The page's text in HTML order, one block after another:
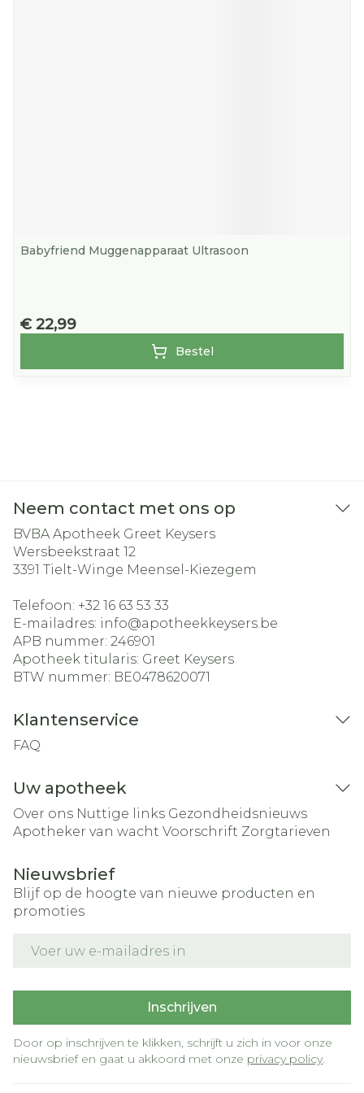
Babyfriend Muggenapparaat Ultrasoon
€ 22,99
Bestel
Neem contact met ons op
BVBA Apotheek Greet Keysers
Wersbeekstraat 12
3391 Tielt-Winge Meensel-Kiezegem
Telefoon: +32 16 63 53 33
E-mailadres: info@apotheekkeysers.be
APB nummer: 246901
Apotheek titularis: Greet Keysers
BTW nummer: BE0478620071
Klantenservice
FAQ
Uw apotheek
Over ons Nuttige links Gezondheidsnieuws
Apotheker van wacht Voorschrift Zorgtarieven
Nieuwsbrief
Blijf op de hoogte van nieuwe producten en
promoties
Inschrijven
Door op inschrijven te klikken, schrijft u zich in voor onze
nieuwsbrief en gaat u akkoord met onze privacy policy.